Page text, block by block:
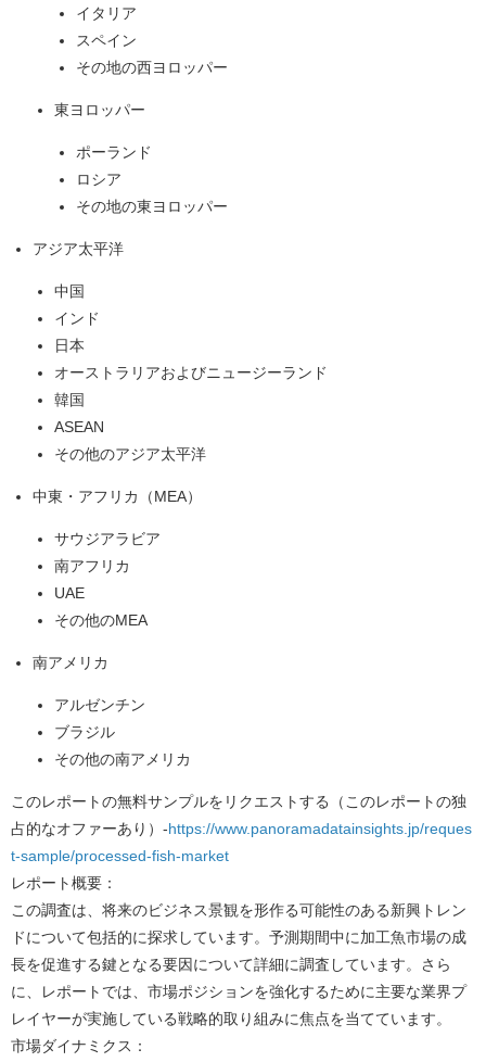
イタリア
スペイン
その地の西ヨロッパー
東ヨロッパー
ポーランド
ロシア
その地の東ヨロッパー
アジア太平洋
中国
インド
日本
オーストラリアおよびニュージーランド
韓国
ASEAN
その他のアジア太平洋
中東・アフリカ（MEA）
サウジアラビア
南アフリカ
UAE
その他のMEA
南アメリカ
アルゼンチン
ブラジル
その他の南アメリカ
このレポートの無料サンプルをリクエストする（このレポートの独
占的なオファーあり） -https://www.panoramadatainsights.jp/reques
t-sample/processed-fish-market
レポート概要：
この調査は、将来のビジネス景観を形作る可能性のある新興トレン
ドについて包括的に探求しています。予測期間中に加工魚市場の成
長を促進する鍵となる要因について詳細に調査しています。さら
に、レポートでは、市場ポジションを強化するために主要な業界プ
レイヤーが実施している戦略的取り組みに焦点を当てています。
市場ダイナミクス：